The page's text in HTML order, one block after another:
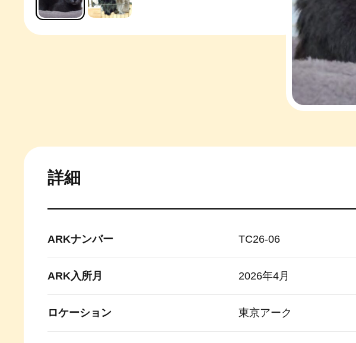
詳細
ARKナンバー TC26-06
ARK入所月 2026年4月
ロケーション 東京アーク